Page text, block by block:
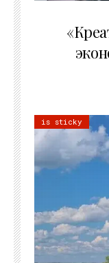
is sticky